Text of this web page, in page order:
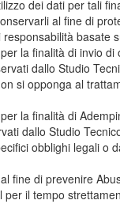
dei dati per tali
al fine di
basate
la finalità di invio di
dallo Studio
si opponga al
la finalità di
dallo Studio
obblighi legali o
fine di prevenire
per il tempo